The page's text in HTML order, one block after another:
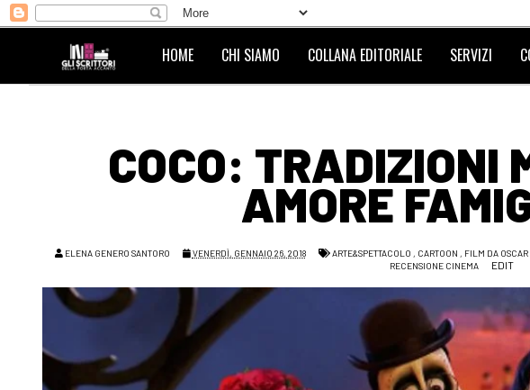
HOME CHI SIAMO COLLANA EDITORIALE SERVIZI
COCO: TRADIZIONI
AMORE
ELENA GENERO SANTORO VENERDÌ, GENNAIO 26, 2018 ARTE&SPETTACOLO , CARTOON , FILM DA OSCAR
RECENSIONE CINEMA
EDIT